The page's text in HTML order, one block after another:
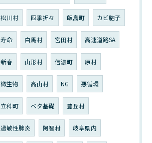
松川村 四季折々 飯島町 カビ胞子
寿命 白馬村 宮田村 高速道路SA
新春 山形村 信濃町 原村
微生物 高山村 NG 悪循環
立科町 ベタ基礎 豊丘村
過敏性肺炎 阿智村 岐阜県内